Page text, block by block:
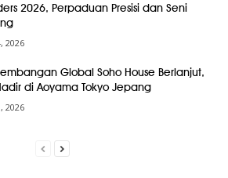
2026, Perpaduan Presisi dan Seni
2026
Global Soho House Berlanjut,
di Aoyama Tokyo Jepang
2026